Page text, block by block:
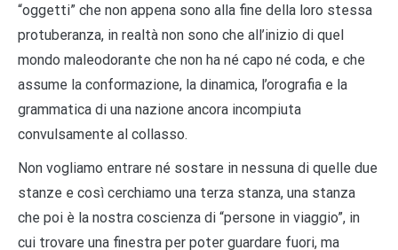
“oggetti” che non appena sono alla fine della loro stessa
protuberanza, in realtà non sono che all’inizio di quel
mondo maleodorante che non ha né capo né coda, e che
assume la conformazione, la dinamica, l’orografia e la
grammatica di una nazione ancora incompiuta
convulsamente al collasso.
Non vogliamo entrare né sostare in nessuna di quelle due
stanze e così cerchiamo una terza stanza, una stanza
che poi è la nostra coscienza di “persone in viaggio”, in
cui trovare una finestra per poter guardare fuori, ma